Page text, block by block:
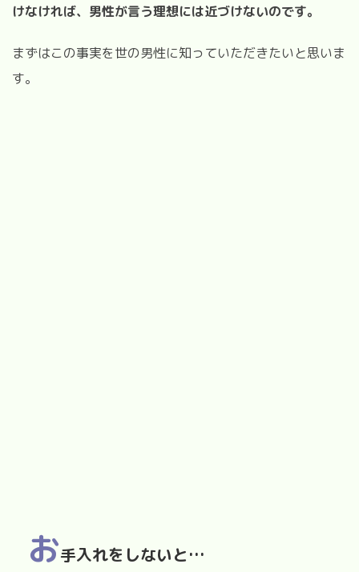
けなければ、男性が言う理想には近づけないのです。
まずはこの事実を世の男性に知っていただきたいと思いま
す。
お手入れをしないと…